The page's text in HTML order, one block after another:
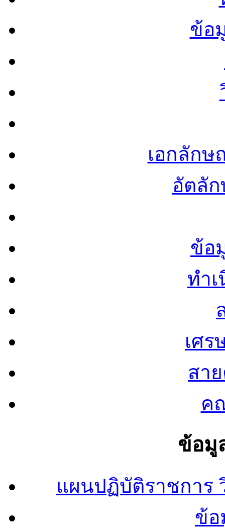
ข้อ
เอกลัก
อัตลั
ข้อ
ทำ
เศร
สา
ค
ข้อมู
แผนปฏิบัติราชการ
ข้อ